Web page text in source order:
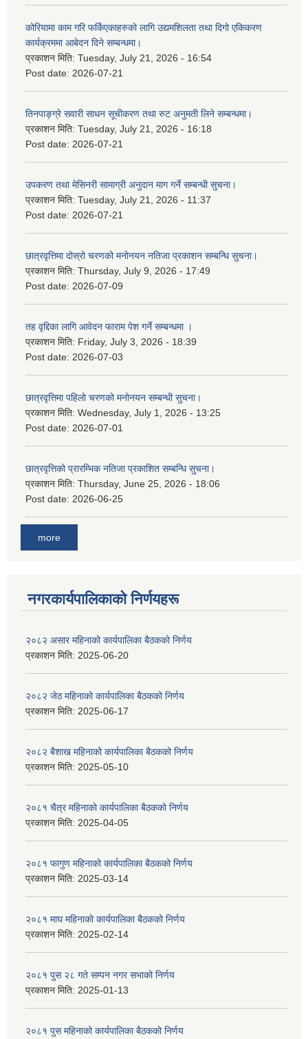
कोरियामा काम गरि फर्किएकाहरुको लागि उद्यमशिलता तथा दिगो एकिकरण
कार्यक्रममा आबेदन दिने सम्बन्धमा।
प्रकाशन मिति: Tuesday, July 21, 2026 - 16:54
Post date: 2026-07-21
तिनपाङ्ग्रे सवारी साधन सूचीकरण तथा रुट अनुमती लिने सम्बन्धमा।
प्रकाशन मिति: Tuesday, July 21, 2026 - 16:18
Post date: 2026-07-21
उपकरण तथा मेसिनरी सामाग्री अनुदान माग गर्ने सम्बन्धी सुचना।
प्रकाशन मिति: Tuesday, July 21, 2026 - 11:37
Post date: 2026-07-21
छात्रवृत्तिमा दोस्रो चरणको मनोनयन नतिजा प्रकाशन सम्बन्धि सुचना।
प्रकाशन मिति: Thursday, July 9, 2026 - 17:49
Post date: 2026-07-09
तह वृद्दिका लागि आवेदन फाराम पेश गर्ने सम्बन्धमा ।
प्रकाशन मिति: Friday, July 3, 2026 - 18:39
Post date: 2026-07-03
छात्रवृत्तिमा पहिलो चरणको मनोनयन सम्बन्धी सुचना।
प्रकाशन मिति: Wednesday, July 1, 2026 - 13:25
Post date: 2026-07-01
छात्रवृत्तिको प्रारम्भिक नतिजा प्रकाशित सम्बन्धि सुचना।
प्रकाशन मिति: Thursday, June 25, 2026 - 18:06
Post date: 2026-06-25
more
नगरकार्यपालिकाकाे निर्णयहरू
२०८२ असार महिनाको कार्यपालिका बैठकको निर्णय
प्रकाशन मिति: 2025-06-20
२०८२ जेठ महिनाको कार्यपालिका बैठकको निर्णय
प्रकाशन मिति: 2025-06-17
२०८२ बैशाख महिनाको कार्यपालिका बैठकको निर्णय
प्रकाशन मिति: 2025-05-10
२०८१ चैत्र महिनाको कार्यपालिका बैठकको निर्णय
प्रकाशन मिति: 2025-04-05
२०८१ फागुण महिनाको कार्यपालिका बैठकको निर्णय
प्रकाशन मिति: 2025-03-14
२०८१ माघ महिनाको कार्यपालिका बैठकको निर्णय
प्रकाशन मिति: 2025-02-14
२०८१ पुस २८ गते सम्प‍न नगर सभाको निर्णय
प्रकाशन मिति: 2025-01-13
२०८१ पुस महिनाको कार्यपालिका बैठकको निर्णय